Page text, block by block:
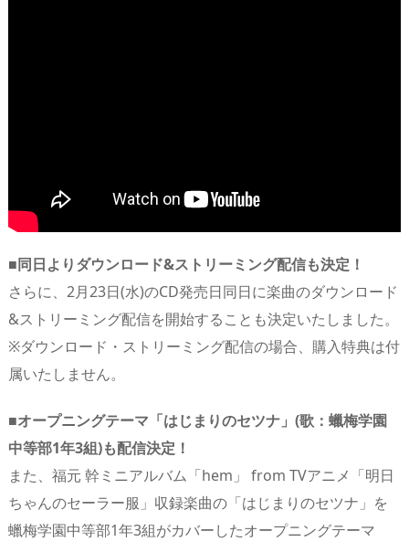
■同日よりダウンロード&ストリーミング配信も決定！
さらに、2月23日(水)のCD発売日同日に楽曲のダウンロード
&ストリーミング配信を開始することも決定いたしました。
※ダウンロード・ストリーミング配信の場合、購入特典は付
属いたしません。
■オープニングテーマ「はじまりのセツナ」(歌：蠟梅学園
中等部1年3組)も配信決定！
また、福元 幹ミニアルバム「hem」 from TVアニメ「明日
ちゃんのセーラー服」収録楽曲の「はじまりのセツナ」を
蠟梅学園中等部1年3組がカバーしたオープニングテーマ